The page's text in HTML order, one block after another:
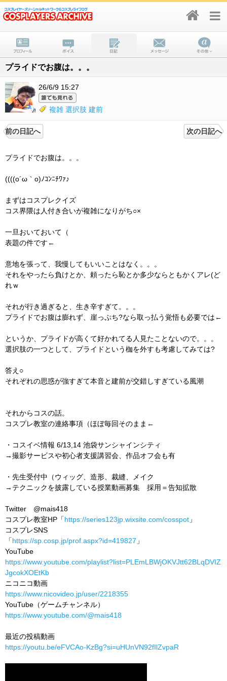
プライドでお腹は。。。
26/6/9 15:27
複雑 選択肢 建前
前の日記へ 次の日記へ
プライドでお腹は。。。
((((o´ω｀o)ﾉｺﾝﾆﾁﾜｧ♪
まずはコスプレクイズ
コス界隈は人付き合いが複雑になりがち○×
一旦おいておいて（
表題の件です←
意地を張って、我慢してもいいことはなく。。。
それをやったら負けとか、頼ったら恥とか多少ならともかくアレ(ど
れｗ
それが行き過ぎると、生き辛すぎて。。。
プライドでお腹は膨れず、崖っぷち?なら取っ払う覚悟も必要では←
というか、プライドが高くて好かれてる人見たことないので。。。
選択肢の一つとして、プライドという枷を外すも考慮してみては?
答え○
それぞれの思惑が強すぎて本音と建前が交錯しすぎている風潮
それからコスの話。
コスプレ教室の連絡事項（ほぼ毎回そのまま←
・コスイベ情報 6/13,14 池袋サンシャインシティ
→撮影サービスや初心者支援講習会、作品オフ会も有
・先生受付中（ウィッグ、造形、裁縫、メイク
→テクニックを披露している授業動画募集 採用＝告知拡散
Twitter @mais418
コスプレ教室HP「https://series123jp.wixsite.com/cosspot 」
コスプレSNS
「https://sp.cosp.jp/prof.aspx?id=419827 」
YouTube
https://www.youtube.com/playlist?list=PLEmLBWjOKVJtt62BLqDVIZ
JgcokXOEtKb
ニコニコ動画
https://www.nicovideo.jp/user/2218355
YouTube（ゲームチャンネル）
https://www.youtube.com/@mais418
最近の投稿動画
https://youtu.be/eFVCAo-KzBg?si=uHUnVN92fIlZvpaR